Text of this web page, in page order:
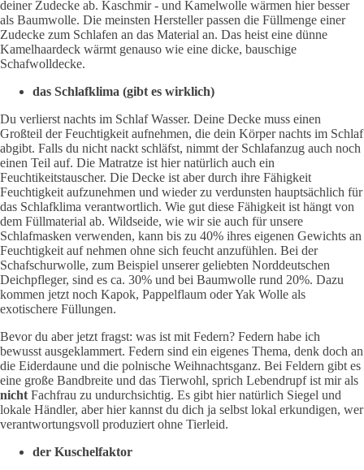
deiner Zudecke ab. Kaschmir - und Kamelwolle wärmen hier besser
als Baumwolle. Die meinsten Hersteller passen die Füllmenge einer
Zudecke zum Schlafen an das Material an. Das heist eine dünne
Kamelhaardeck wärmt genauso wie eine dicke, bauschige
Schafwolldecke.
das Schlafklima (gibt es wirklich)
Du verlierst nachts im Schlaf Wasser. Deine Decke muss einen
Großteil der Feuchtigkeit aufnehmen, die dein Körper nachts im Schlaf
abgibt. Falls du nicht nackt schläfst, nimmt der Schlafanzug auch noch
einen Teil auf. Die Matratze ist hier natürlich auch ein
Feuchtikeitstauscher. Die Decke ist aber durch ihre Fähigkeit
Feuchtigkeit aufzunehmen und wieder zu verdunsten hauptsächlich für
das Schlafklima verantwortlich. Wie gut diese Fähigkeit ist hängt von
dem Füllmaterial ab. Wildseide, wie wir sie auch für unsere
Schlafmasken verwenden, kann bis zu 40% ihres eigenen Gewichts an
Feuchtigkeit auf nehmen ohne sich feucht anzufühlen. Bei der
Schafschurwolle, zum Beispiel unserer geliebten Norddeutschen
Deichpfleger, sind es ca. 30% und bei Baumwolle rund 20%. Dazu
kommen jetzt noch Kapok, Pappelflaum oder Yak Wolle als
exotischere Füllungen.
Bevor du aber jetzt fragst: was ist mit Federn? Federn habe ich
bewusst ausgeklammert. Federn sind ein eigenes Thema, denk doch an
die Eiderdaune und die polnische Weihnachtsganz. Bei Feldern gibt es
eine große Bandbreite und das Tierwohl, sprich Lebendrupf ist mir als
nicht Fachfrau zu undurchsichtig. Es gibt hier natürlich Siegel und
lokale Händler, aber hier kannst du dich ja selbst lokal erkundigen, wer
verantwortungsvoll produziert ohne Tierleid.
der Kuschelfaktor